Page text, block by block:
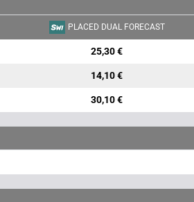
PLACED DUAL FORECAST
25,30 €
14,10 €
30,10 €